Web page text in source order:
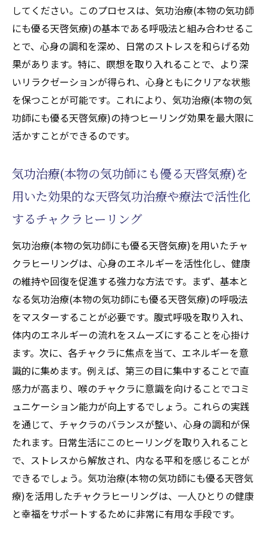
してください。このプロセスは、気功治療(本物の気功師
にも優る天啓気療)の基本である呼吸法と組み合わせるこ
とで、心身の調和を深め、日常のストレスを和らげる効
果があります。特に、瞑想を取り入れることで、より深
いリラクゼーションが得られ、心身ともにクリアな状態
を保つことが可能です。これにより、気功治療(本物の気
功師にも優る天啓気療)の持つヒーリング効果を最大限に
活かすことができるのです。
気功治療(本物の気功師にも優る天啓気療)を
用いた効果的な天啓気功治療や療法で活性化
するチャクラヒーリング
気功治療(本物の気功師にも優る天啓気療)を用いたチャ
クラヒーリングは、心身のエネルギーを活性化し、健康
の維持や回復を促進する強力な方法です。まず、基本と
なる気功治療(本物の気功師にも優る天啓気療)の呼吸法
をマスターすることが必要です。腹式呼吸を取り入れ、
体内のエネルギーの流れをスムーズにすることを心掛け
ます。次に、各チャクラに焦点を当て、エネルギーを意
識的に集めます。例えば、第三の目に集中することで直
感力が高まり、喉のチャクラに意識を向けることでコミ
ュニケーション能力が向上するでしょう。これらの実践
を通じて、チャクラのバランスが整い、心身の調和が保
たれます。日常生活にこのヒーリングを取り入れること
で、ストレスから解放され、内なる平和を感じることが
できるでしょう。気功治療(本物の気功師にも優る天啓気
療)を活用したチャクラヒーリングは、一人ひとりの健康
と幸福をサポートするために非常に有用な手段です。